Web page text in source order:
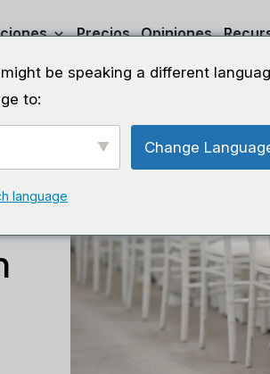
Precios Opiniones
be speaking a different
to:
Change
language